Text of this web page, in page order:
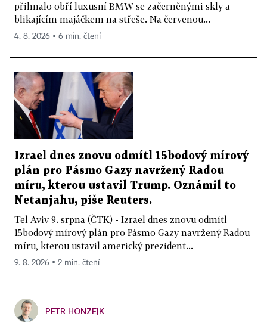
přihnalo obří luxusní BMW se začerněnými skly a
blikajícím majáčkem na střeše. Na červenou...
4. 8. 2026 ▪ 6 min. čtení
Izrael dnes znovu odmítl 15bodový mírový
plán pro Pásmo Gazy navržený Radou
míru, kterou ustavil Trump. Oznámil to
Netanjahu, píše Reuters.
Tel Aviv 9. srpna (ČTK) - Izrael dnes znovu odmítl
15bodový mírový plán pro Pásmo Gazy navržený Radou
míru, kterou ustavil americký prezident...
9. 8. 2026 ▪ 2 min. čtení
PETR HONZEJK